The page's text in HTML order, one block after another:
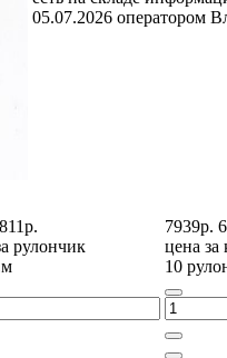
05.07.2026 оператором
811р.
рулончик
7939р.
цена за
10